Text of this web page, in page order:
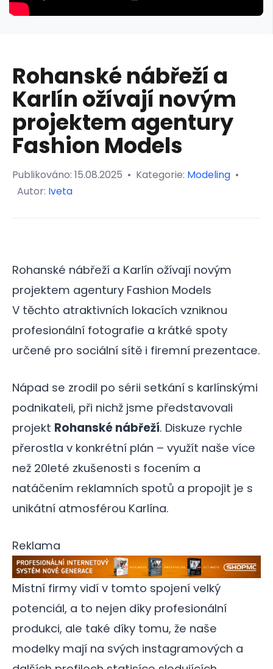
Rohanské nábřeží a
Karlín ožívají novým
projektem agentury
Fashion Models
Publikováno: 15.08.2025 • Kategorie: Modeling •
Autor: Iveta
Rohanské nábřeží a Karlín ožívají novým
projektem agentury Fashion Models
V těchto atraktivních lokacích vzniknou
profesionální fotografie a krátké spoty
určené pro sociální sítě i firemní prezentace.
Nápad se zrodil po sérii setkání s karlínskými
podnikateli, při nichž jsme představovali
projekt Rohanské nábřeží. Diskuze rychle
přerostla v konkrétní plán – využít naše více
než 20leté zkušenosti s focením a
natáčením reklamních spotů a propojit je s
unikátní atmosférou Karlína.
Reklama
Místní firmy vidí v tomto spojení velký
potenciál, a to nejen díky profesionální
produkci, ale také díky tomu, že naše
modelky mají na svých instagramových a